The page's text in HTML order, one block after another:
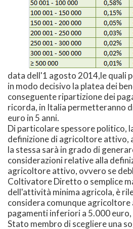
data dell'1 agosto 2014,le quali
in modo decisivo la platea dei
conseguente ripartizione dei
ricorda, in Italia permetteranno
euro in 5 anni.
Di particolare spessore politico,
definizione di agricoltore attivo,
la stessa sarà in grado di
considerazioni relative alla
agricoltore attivo, ovvero se
Coltivatore Diretto o semplice
dell'attività minima agricola, è
considera comunque
pagamenti inferiori a 5.000
Stato membro di scegliere una